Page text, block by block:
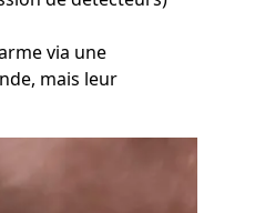
via une
mais leur